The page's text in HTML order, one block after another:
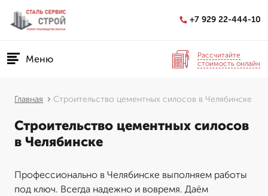
+7 929 22-444-10
Меню
Рассчитайте
стоимость онлайн
Главная Строительство цементных силосов в Челябинске
Строительство цементных силосов
в Челябинске
Профессионально в Челябинске выполняем работы
под ключ. Всегда надежно и вовремя. Даём